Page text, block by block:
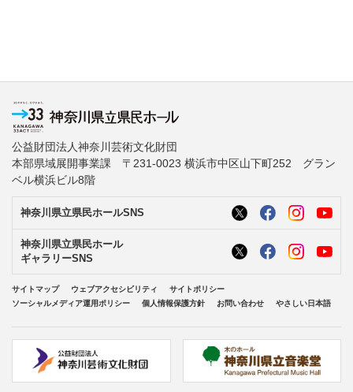
公益財団法人神奈川芸術文化財団
本部県域展開事業課 〒231-0023 横浜市中区山下町252 グラン
ベル横浜ビル8階
神奈川県立県民ホールSNS
神奈川県立県民ホール
ギャラリーSNS
サイトマップ ウェブアクセシビリティ
サイトポリシー
ソーシャルメディア運用ポリシー
個人情報保護方針 お問い合わせ やさしい日本語